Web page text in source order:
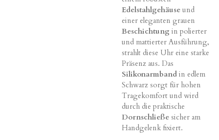
Edelstahlgehäuse und
einer eleganten grauen
Beschichtung in polierter
und mattierter Ausführung,
strahlt diese Uhr eine starke
Präsenz aus. Das
Silikonarmband in edlem
Schwarz sorgt für hohen
Tragekomfort und wird
durch die praktische
Dornschließe sicher am
Handgelenk fixiert.